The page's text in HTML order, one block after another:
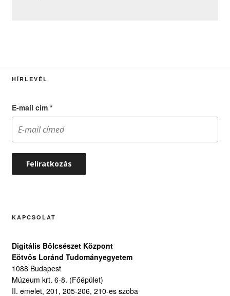
HÍRLEVÉL
E-mail cím *
KAPCSOLAT
Digitális Bölcsészet Központ
Eötvös Loránd Tudományegyetem
1088 Budapest
Múzeum krt. 6-8. (Főépület)
II. emelet, 201, 205-206, 210-es szoba